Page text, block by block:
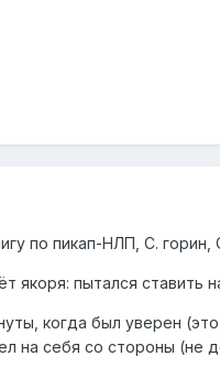
по пикап-НЛП, С.
якоря: пытался ставить
когда был уверен
на себя со стороны (не